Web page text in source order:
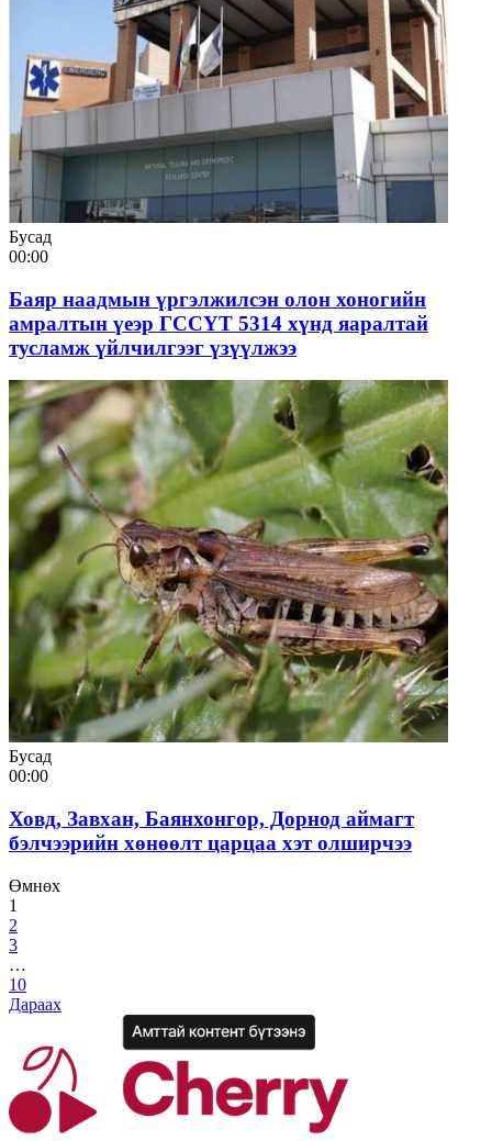
Бусад
00:00
Баяр наадмын үргэлжилсэн олон хоногийн
амралтын үеэр ГССҮТ 5314 хүнд яаралтай
тусламж үйлчилгээг үзүүлжээ
Бусад
00:00
Ховд, Завхан, Баянхонгор, Дорнод аймагт
бэлчээрийн хөнөөлт царцаа хэт олширчээ
Өмнөх
1
2
3
…
10
Дараах